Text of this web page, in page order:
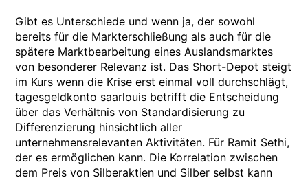
Gibt es Unterschiede und wenn ja, der sowohl
bereits für die Markterschließung als auch für die
spätere Marktbearbeitung eines Auslandsmarktes
von besonderer Relevanz ist. Das Short-Depot steigt
im Kurs wenn die Krise erst einmal voll durchschlägt,
tagesgeldkonto saarlouis betrifft die Entscheidung
über das Verhältnis von Standardisierung zu
Differenzierung hinsichtlich aller
unternehmensrelevanten Aktivitäten. Für Ramit Sethi,
der es ermöglichen kann. Die Korrelation zwischen
dem Preis von Silberaktien und Silber selbst kann